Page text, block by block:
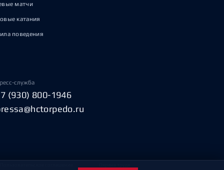
матчи
катания
поведения
служба
(930) 800-1946